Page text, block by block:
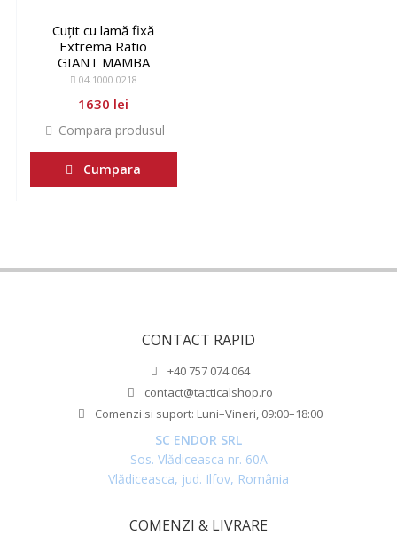
Cuțit cu lamă fixă
Extrema Ratio
GIANT MAMBA
04.1000.0218
1630 lei
Compara produsul
Cumpara
CONTACT RAPID
+40 757 074 064
contact@tacticalshop.ro
Comenzi si suport: Luni–Vineri, 09:00–18:00
SC ENDOR SRL
Sos. Vlădiceasca nr. 60A
Vlădiceasca, jud. Ilfov, România
COMENZI & LIVRARE